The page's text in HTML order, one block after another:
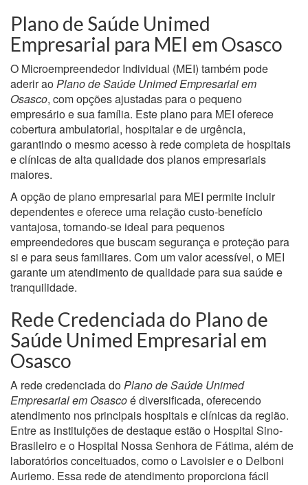
Plano de Saúde Unimed
Empresarial para MEI em Osasco
O Microempreendedor Individual (MEI) também pode
aderir aoPlano de Saúde Unimed Empresarial em
Osasco, com opções ajustadas para o pequeno
empresário e sua família. Este plano para MEI oferece
cobertura ambulatorial, hospitalar e de urgência,
garantindo o mesmo acesso à rede completa de hospitais
e clínicas de alta qualidade dos planos empresariais
maiores.
A opção de plano empresarial para MEI permite incluir
dependentes e oferece uma relação custo-benefício
vantajosa, tornando-se ideal para pequenos
empreendedores que buscam segurança e proteção para
si e para seus familiares. Com um valor acessível, o MEI
garante um atendimento de qualidade para sua saúde e
tranquilidade.
Rede Credenciada do Plano de
Saúde Unimed Empresarial em
Osasco
A rede credenciada doPlano de Saúde Unimed
Empresarial em Osascoé diversificada, oferecendo
atendimento nos principais hospitais e clínicas da região.
Entre as instituições de destaque estão o Hospital Sino-
Brasileiro e o Hospital Nossa Senhora de Fátima, além de
laboratórios conceituados, como o Lavoisier e o Delboni
Auriemo. Essa rede de atendimento proporciona fácil